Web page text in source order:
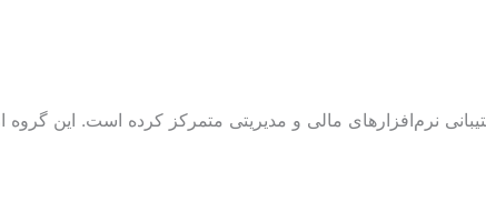
نرم‌افزارهای مالی و مدیریتی متمرکز کرده است. این گروه